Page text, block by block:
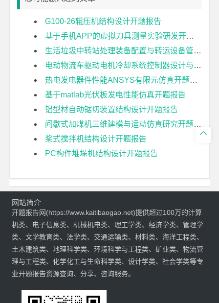
G100-26辊压机结构设计开题报告
基于手机APP的虚拟刀具测量实验研发开题报告
生活垃圾中转站处理装备配置与转运设备管理研究开题报告
电动物流车驱动电机冷却系统控制器设计与开发开题报告
热电发电器件性能ANSYS有限元仿真开题报告
基于matlab光伏板发电性能仿真开题报告
铝型材自动锯切装置结构设计开题报告
间歇式加煤机三维建模与运动仿真研究开题报告
桨式搅拌机结构设计开题报告
PC构件堆垛机结构设计开题报告

网站简介
开题报告网(https://www.kaitibaogao.net)提供超过100万的计算
机类、电子信息类、机械机电类、理工学类、经济学类、管理学
类、文学教育类、法学类、交通运输类、材料类、海洋工程类、
土木建筑类、地理科学类、环境科学与工程类、矿业类、物流管
理与工程类、化学化工与生命科学类、设计学类、社会学类等专
业开题报告资源查询、分享、咨询服务。